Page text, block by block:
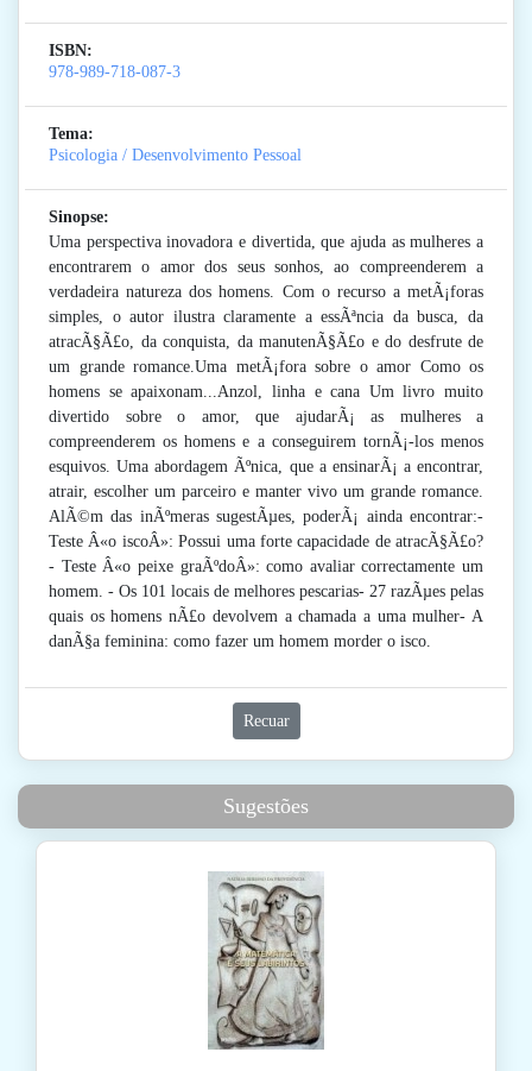
ISBN:
978-989-718-087-3
Tema:
Psicologia / Desenvolvimento Pessoal
Sinopse:
Uma perspectiva inovadora e divertida, que ajuda as mulheres a
encontrarem o amor dos seus sonhos, ao compreenderem a
verdadeira natureza dos homens. Com o recurso a metÃ¡foras
simples, o autor ilustra claramente a essÃªncia da busca, da
atracÃ§Ã£o, da conquista, da manutenÃ§Ã£o e do desfrute de
um grande romance.Uma metÃ¡fora sobre o amor Como os
homens se apaixonam...Anzol, linha e cana Um livro muito
divertido sobre o amor, que ajudarÃ¡ as mulheres a
compreenderem os homens e a conseguirem tornÃ¡-los menos
esquivos. Uma abordagem Ãºnica, que a ensinarÃ¡ a encontrar,
atrair, escolher um parceiro e manter vivo um grande romance.
AlÃ©m das inÃºmeras sugestÃµes, poderÃ¡ ainda encontrar:-
Teste Â«o iscoÂ»: Possui uma forte capacidade de atracÃ§Ã£o?
- Teste Â«o peixe graÃºdoÂ»: como avaliar correctamente um
homem. - Os 101 locais de melhores pescarias- 27 razÃµes pelas
quais os homens nÃ£o devolvem a chamada a uma mulher- A
danÃ§a feminina: como fazer um homem morder o isco.
Recuar
Sugestões